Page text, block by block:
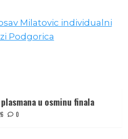
u osminu finala
0